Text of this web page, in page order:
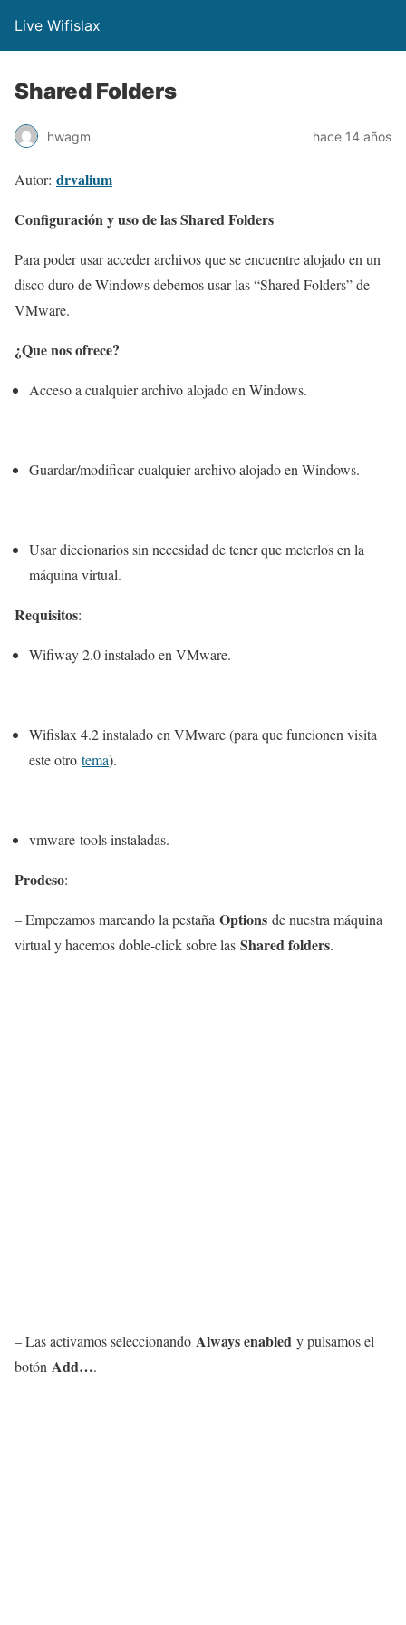
Live Wifislax
Shared Folders
hwagm hace 14 años
Autor: drvalium
Configuración y uso de las Shared Folders
Para poder usar acceder archivos que se encuentre alojado en un
disco duro de Windows debemos usar las “Shared Folders” de
VMware.
¿Que nos ofrece?
Acceso a cualquier archivo alojado en Windows.
Guardar/modificar cualquier archivo alojado en Windows.
Usar diccionarios sin necesidad de tener que meterlos en la
máquina virtual.
Requisitos:
Wifiway 2.0 instalado en VMware.
Wifislax 4.2 instalado en VMware (para que funcionen visita
este otro tema).
vmware-tools instaladas.
Prodeso:
– Empezamos marcando la pestaña Options de nuestra máquina
virtual y hacemos doble-click sobre las Shared folders.
– Las activamos seleccionando Always enabled y pulsamos el
botón Add….